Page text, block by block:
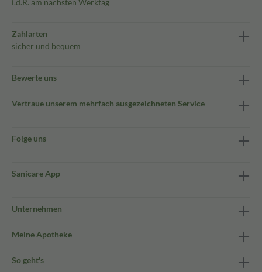
i.d.R. am nächsten Werktag
Zahlarten
sicher und bequem
Bewerte uns
Vertraue unserem mehrfach ausgezeichneten Service
Folge uns
Sanicare App
Unternehmen
Meine Apotheke
So geht's